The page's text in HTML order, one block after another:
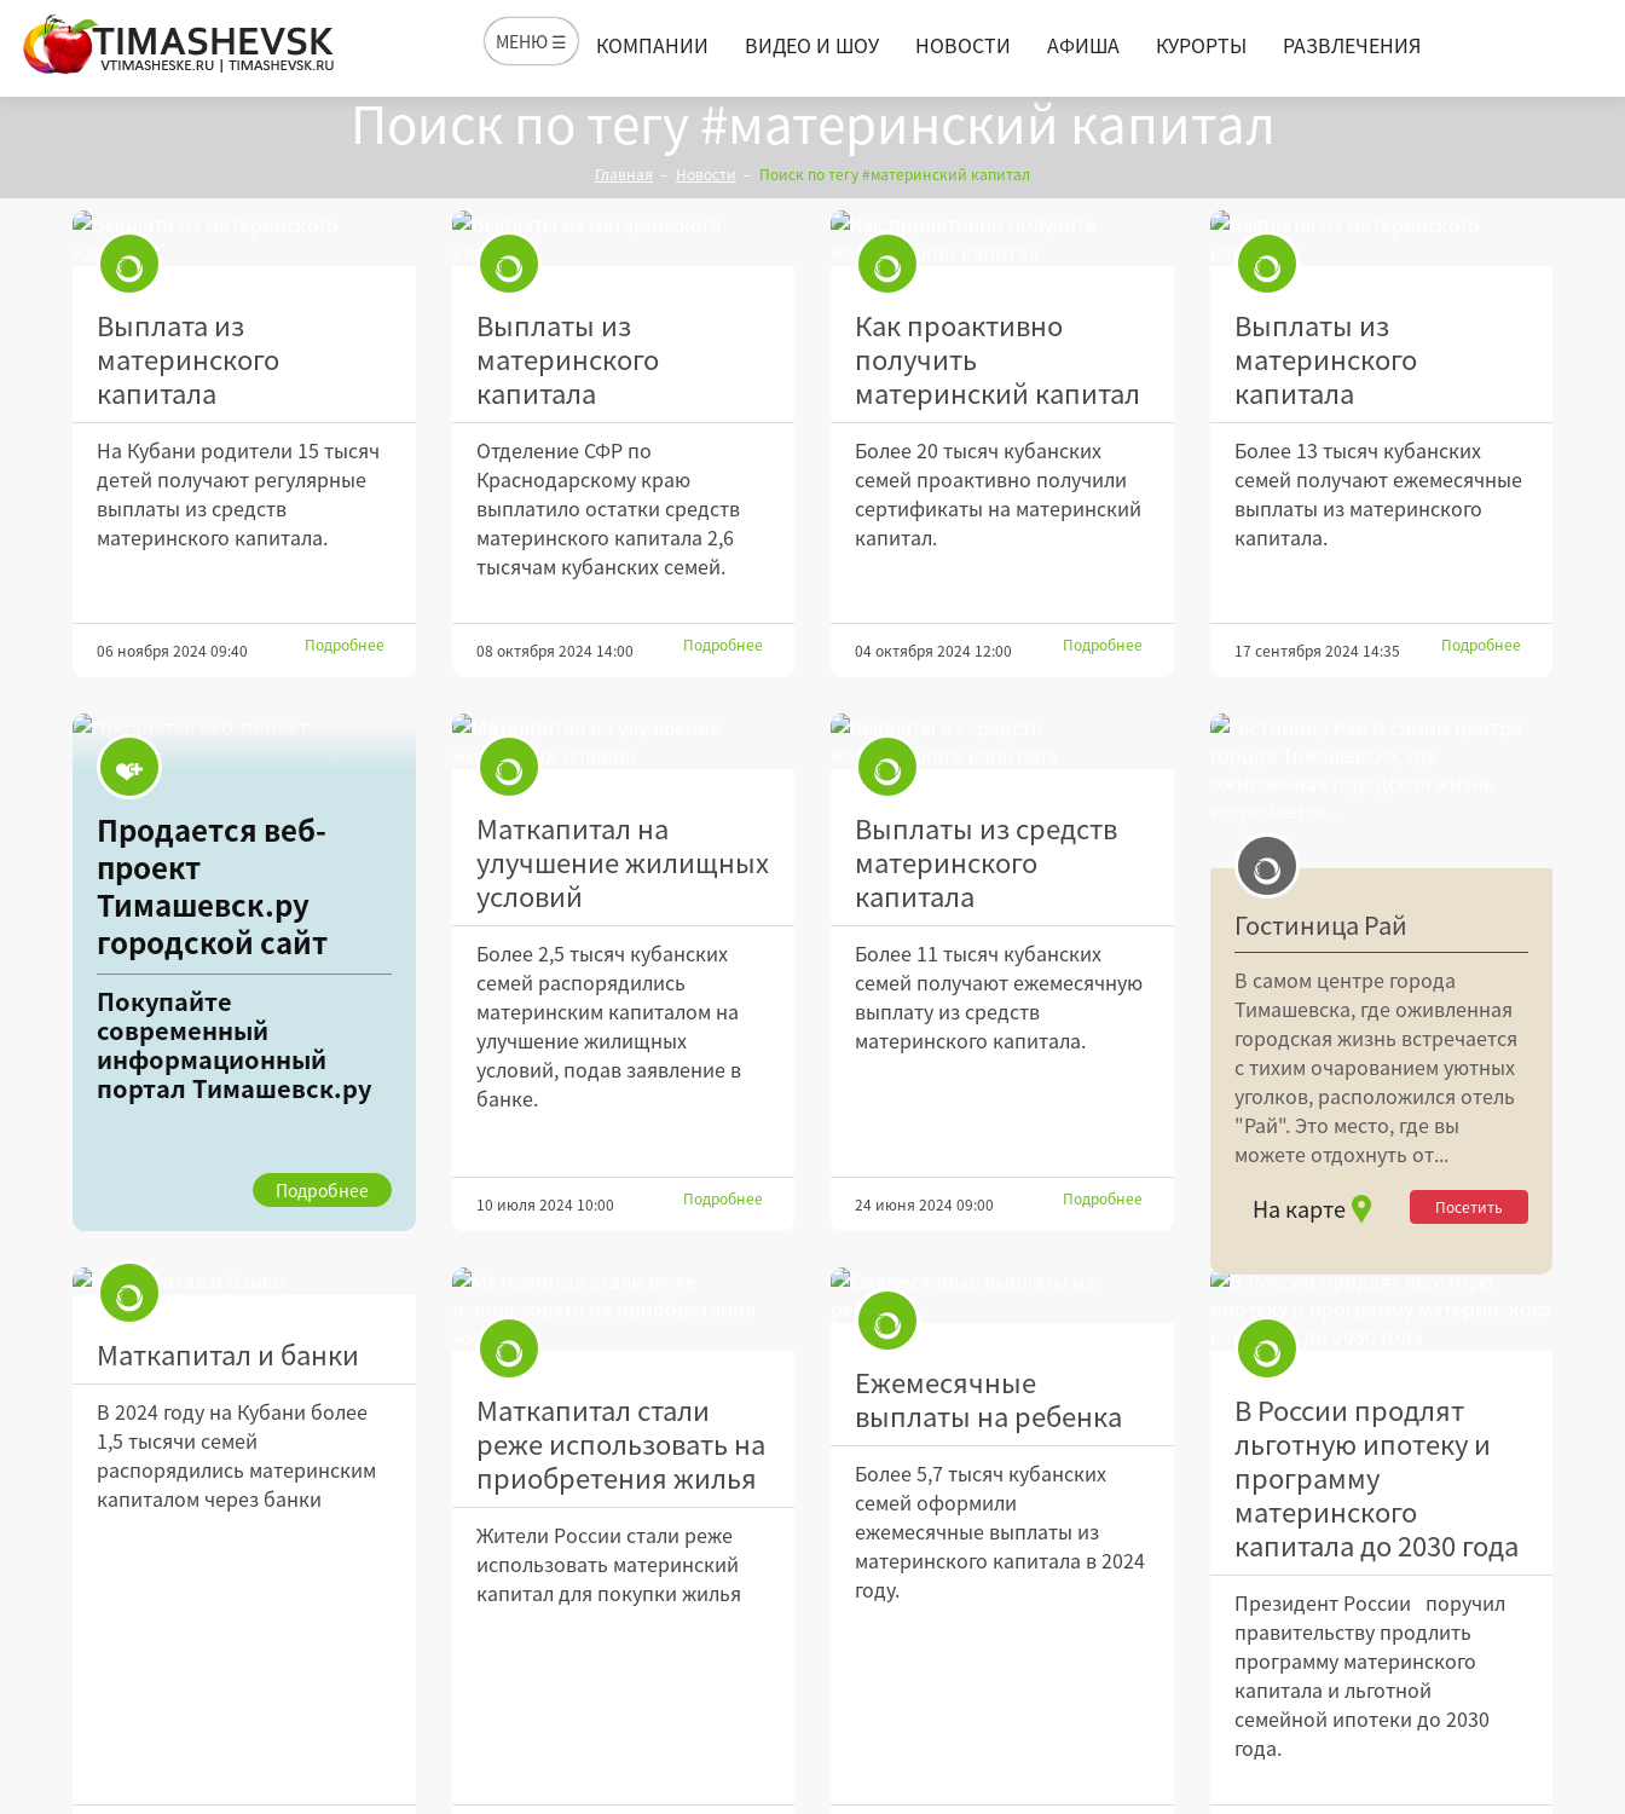
МЕНЮ ☰ КОМПАНИИ ВИДЕО И ШОУ НОВОСТИ АФИША КУРОРТЫ РАЗВЛЕЧЕНИЯ
Поиск по тегу #материнский капитал
Главная Новости Поиск по тегу #материнский капитал
Выплата из
материнского
капитала
На Кубани родители 15 тысяч
детей получают регулярные
выплаты из средств
материнского капитала.
06 ноября 2024 09:40 Подробнее
Выплаты из
материнского
капитала
Отделение СФР по
Краснодарскому краю
выплатило остатки средств
материнского капитала 2,6
тысячам кубанских семей.
08 октября 2024 14:00 Подробнее
Как проактивно
получить
материнский капитал
Более 20 тысяч кубанских
семей проактивно получили
сертификаты на материнский
капитал.
04 октября 2024 12:00 Подробнее
Выплаты из
материнского
капитала
Более 13 тысяч кубанских
семей получают ежемесячные
выплаты из материнского
капитала.
17 сентября 2024 14:35 Подробнее
Продается веб-
проект
Тимашевск.ру
городской сайт
Покупайте
современный
информационный
портал Тимашевск.ру
Подробнее
Маткапитал на
улучшение жилищных
условий
Более 2,5 тысяч кубанских
семей распорядились
материнским капиталом на
улучшение жилищных
условий, подав заявление в
банке.
10 июля 2024 10:00 Подробнее
Выплаты из средств
материнского
капитала
Более 11 тысяч кубанских
семей получают ежемесячную
выплату из средств
материнского капитала.
24 июня 2024 09:00 Подробнее
Гостиница Рай
В самом центре города
Тимашевска, где оживленная
городская жизнь встречается
с тихим очарованием уютных
уголков, расположился отель
"Рай". Это место, где вы
можете отдохнуть от...
На карте Посетить
Маткапитал и банки
В 2024 году на Кубани более
1,5 тысячи семей
распорядились материнским
капиталом через банки
Маткапитал стали
реже использовать на
приобретения жилья
Жители России стали реже
использовать материнский
капитал для покупки жилья
Ежемесячные
выплаты на ребенка
Более 5,7 тысяч кубанских
семей оформили
ежемесячные выплаты из
материнского капитала в 2024
году.
В России продлят
льготную ипотеку и
программу
материнского
капитала до 2030 года
Президент России поручил
правительству продлить
программу материнского
капитала и льготной
семейной ипотеки до 2030
года.